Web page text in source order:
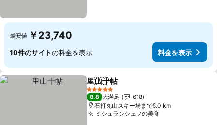
最安値 ￥23,740
10件のサイトの料金を表示 料金を表示
シェアお気に入りに追加
里山十帖
5 ホテルのランク
8.8 大満足
618
石打丸山スキー場まで5.0 km
ミシュランシェフの美食